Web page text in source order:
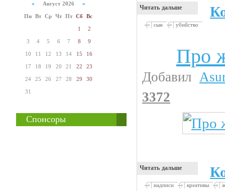
« Август 2026 »
Пн Вт Ср Чт Пт Сб Вс
1 2
3 4 5 6 7 8 9
10 11 12 13 14 15 16
17 18 19 20 21 22 23
24 25 26 27 28 29 30
31
Спонсоры
Читать дальше
сын убийство
Про
Добавил
3372
Читать дальше
надписи креативы